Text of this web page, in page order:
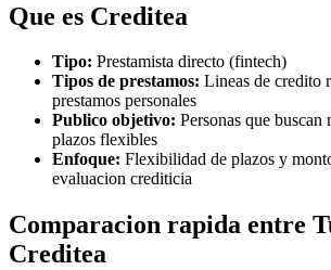
Que es Creditea
Tipo: Prestamista directo (fintech)
Tipos de prestamos: Lineas de credito
prestamos personales
Publico objetivo: Personas que buscan
plazos flexibles
Enfoque: Flexibilidad de plazos y
evaluacion crediticia
Comparacion rapida entre
Creditea